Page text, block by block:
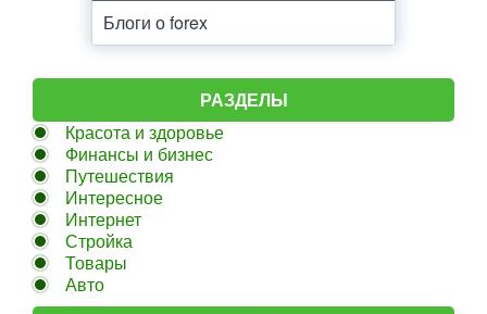
Блоги о forex
РАЗДЕЛЫ
Красота и здоровье
Финансы и бизнес
Путешествия
Интересное
Интернет
Стройка
Товары
Авто